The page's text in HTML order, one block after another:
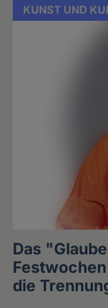
KUNST UND
Das
die